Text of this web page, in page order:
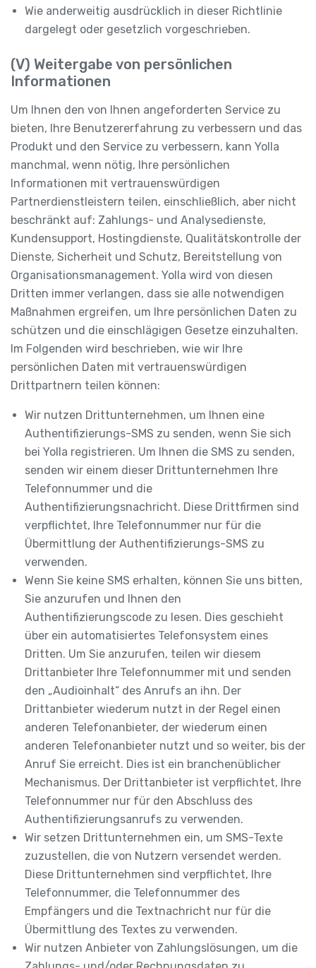
Wie anderweitig ausdrücklich in dieser Richtlinie
dargelegt oder gesetzlich vorgeschrieben.
(V) Weitergabe von persönlichen
Informationen
Um Ihnen den von Ihnen angeforderten Service zu
bieten, Ihre Benutzererfahrung zu verbessern und das
Produkt und den Service zu verbessern, kann Yolla
manchmal, wenn nötig, Ihre persönlichen
Informationen mit vertrauenswürdigen
Partnerdienstleistern teilen, einschließlich, aber nicht
beschränkt auf: Zahlungs- und Analysedienste,
Kundensupport, Hostingdienste, Qualitätskontrolle der
Dienste, Sicherheit und Schutz, Bereitstellung von
Organisationsmanagement. Yolla wird von diesen
Dritten immer verlangen, dass sie alle notwendigen
Maßnahmen ergreifen, um Ihre persönlichen Daten zu
schützen und die einschlägigen Gesetze einzuhalten.
Im Folgenden wird beschrieben, wie wir Ihre
persönlichen Daten mit vertrauenswürdigen
Drittpartnern teilen können:
Wir nutzen Drittunternehmen, um Ihnen eine
Authentifizierungs-SMS zu senden, wenn Sie sich
bei Yolla registrieren. Um Ihnen die SMS zu senden,
senden wir einem dieser Drittunternehmen Ihre
Telefonnummer und die
Authentifizierungsnachricht. Diese Drittfirmen sind
verpflichtet, Ihre Telefonnummer nur für die
Übermittlung der Authentifizierungs-SMS zu
verwenden.
Wenn Sie keine SMS erhalten, können Sie uns bitten,
Sie anzurufen und Ihnen den
Authentifizierungscode zu lesen. Dies geschieht
über ein automatisiertes Telefonsystem eines
Dritten. Um Sie anzurufen, teilen wir diesem
Drittanbieter Ihre Telefonnummer mit und senden
den „Audioinhalt“ des Anrufs an ihn. Der
Drittanbieter wiederum nutzt in der Regel einen
anderen Telefonanbieter, der wiederum einen
anderen Telefonanbieter nutzt und so weiter, bis der
Anruf Sie erreicht. Dies ist ein branchenüblicher
Mechanismus. Der Drittanbieter ist verpflichtet, Ihre
Telefonnummer nur für den Abschluss des
Authentifizierungsanrufs zu verwenden.
Wir setzen Drittunternehmen ein, um SMS-Texte
zuzustellen, die von Nutzern versendet werden.
Diese Drittunternehmen sind verpflichtet, Ihre
Telefonnummer, die Telefonnummer des
Empfängers und die Textnachricht nur für die
Übermittlung des Textes zu verwenden.
Wir nutzen Anbieter von Zahlungslösungen, um die